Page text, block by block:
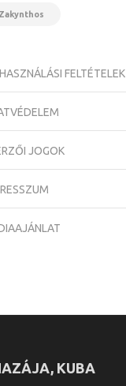
Zakynthos
FELTÉTELEK
JOGOK
KUBA